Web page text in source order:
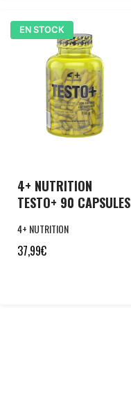
EN STOCK
4+ NUTRITION
TESTO+ 90 CAPSULES
4+ NUTRITION
37,99€